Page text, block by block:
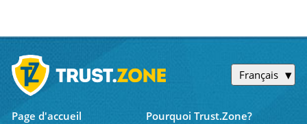
Français
Page d'accueil
Pourquoi Trust.Zone?